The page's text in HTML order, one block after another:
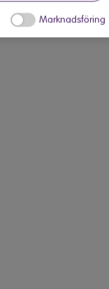
Marknadsföring